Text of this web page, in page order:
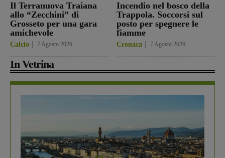
Il Terranuova Traiana
allo “Zecchini” di
Grosseto per una gara
amichevole
Calcio 7 Agosto 2026
Incendio nel bosco della
Trappola. Soccorsi sul
posto per spegnere le
fiamme
Cronaca 7 Agosto 2026
In Vetrina